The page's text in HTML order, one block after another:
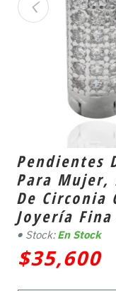
Pendientes
Para Mujer,
De Circonia
Joyería Fina
$35,600
Stock: En Stock